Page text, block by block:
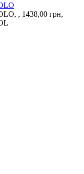
, 1438,00 грн,